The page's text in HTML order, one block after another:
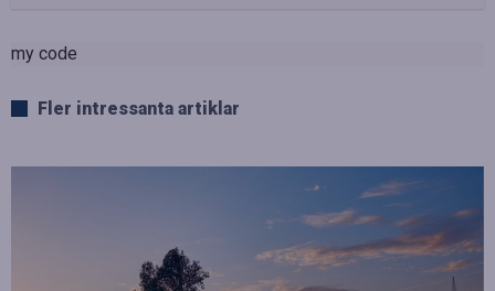
my code
Fler intressanta artiklar